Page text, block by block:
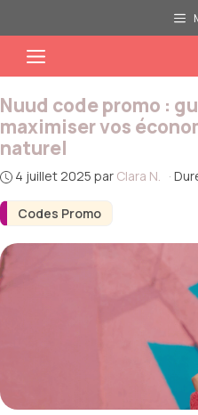
au
contenuMenu
Codes Promo
Nuud code promo :
maximiser vos
naturel
4 juillet 2025 par Clara N. ·